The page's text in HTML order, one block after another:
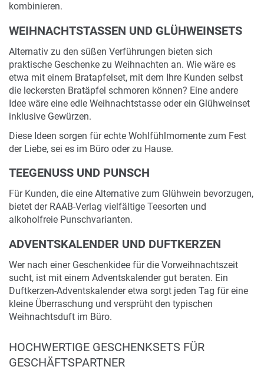
kombinieren.
WEIHNACHTSTASSEN UND GLÜHWEINSETS
Alternativ zu den süßen Verführungen bieten sich
praktische Geschenke zu Weihnachten an. Wie wäre es
etwa mit einem Bratapfelset, mit dem Ihre Kunden selbst
die leckersten Bratäpfel schmoren können? Eine andere
Idee wäre eine edle Weihnachtstasse oder ein Glühweinset
inklusive Gewürzen.
Diese Ideen sorgen für echte Wohlfühlmomente zum Fest
der Liebe, sei es im Büro oder zu Hause.
TEEGENUSS UND PUNSCH
Für Kunden, die eine Alternative zum Glühwein bevorzugen,
bietet der RAAB-Verlag vielfältige Teesorten und
alkoholfreie Punschvarianten.
ADVENTSKALENDER UND DUFTKERZEN
Wer nach einer Geschenkidee für die Vorweihnachtszeit
sucht, ist mit einem Adventskalender gut beraten. Ein
Duftkerzen-Adventskalender etwa sorgt jeden Tag für eine
kleine Überraschung und versprüht den typischen
Weihnachtsduft im Büro.
HOCHWERTIGE GESCHENKSETS FÜR
GESCHÄFTSPARTNER